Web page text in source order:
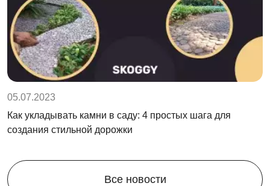
05.07.2023
Как укладывать камни в саду: 4 простых шага для
создания стильной дорожки
Все новости